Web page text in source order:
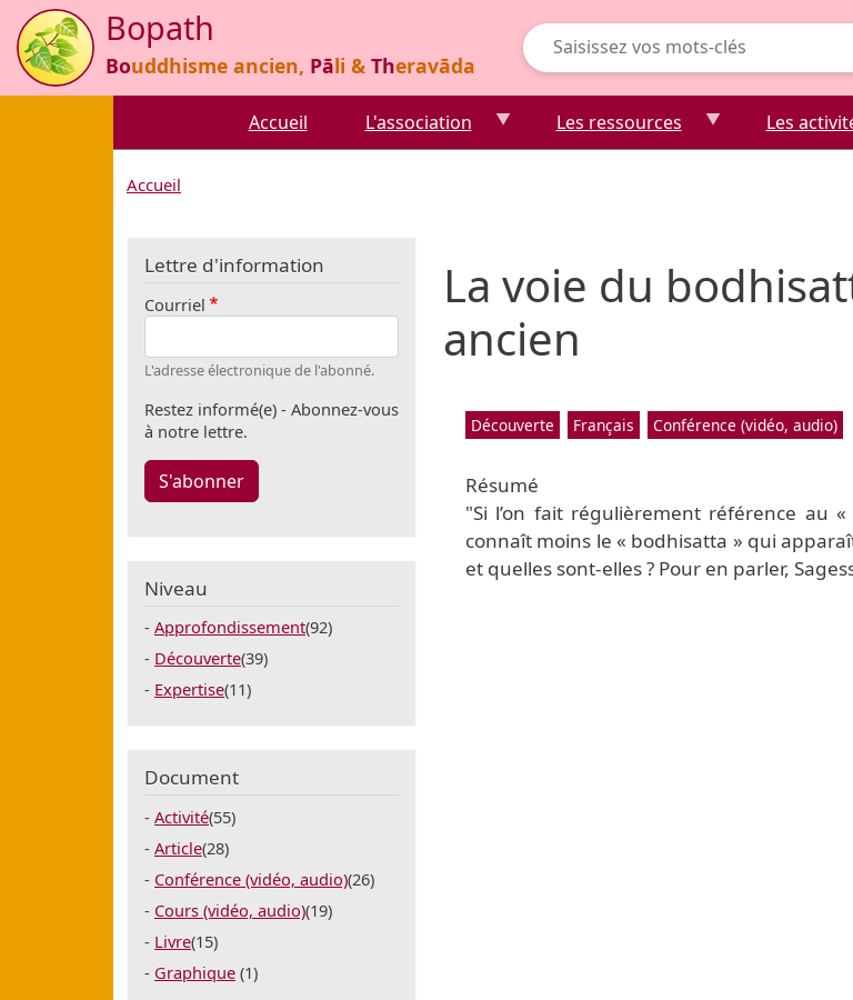
Aller au contenu principal
Bopath
Bouddhisme ancien, Pāli & Theravāda
Accueil L'association Les ressources Les
Accueil
La voie du
ancien
Découverte Français Conférence (vidéo, audio)
Résumé
"Si l’on fait régulièrement référence au «
connaît moins le « bodhisatta » qui
et quelles sont-elles ? Pour en parler,
Lettre d'information
Courriel
L'adresse électronique de l'abonné.
Restez informé(e) - Abonnez-vous
à notre lettre.
S'abonner
Niveau
Approfondissement(92)
Découverte(39)
Expertise(11)
Document
Activité(55)
Article(28)
Conférence (vidéo, audio)(26)
Cours (vidéo, audio)(19)
Livre(15)
Graphique (1)